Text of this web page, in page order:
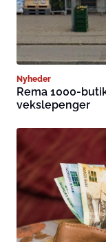
Nyheder
Rema 1000-
vekslepenger